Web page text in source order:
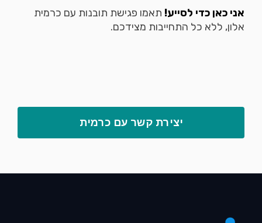
אני כאן כדי לסייע! תאמו פגישת תובנות עם כרמית
אלון, ללא כל התחייבות מצידכם.
יצירת קשר עם כרמית